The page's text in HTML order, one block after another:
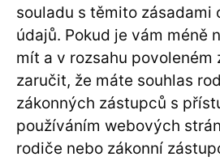
souladu s těmito zásadami
údajů. Pokud je vám méně
mít a v rozsahu povoleném
zaručit, že máte souhlas
zákonných zástupců s
používáním webových
rodiče nebo zákonní